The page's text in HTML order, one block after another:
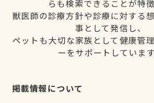
らも検索できることが特徴
獣医師の診療方針や診療に対する
事として発信し、
ペットも大切な家族として健康管
ーをサポートしています
掲載情報について